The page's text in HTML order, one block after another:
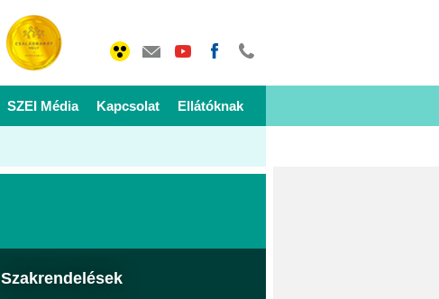
SZEI Média Kapcsolat Ellátóknak
Szakrendelések